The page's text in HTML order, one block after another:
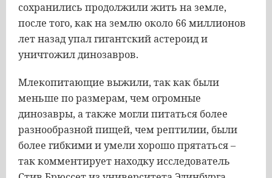
сохранились продолжили жить на земле,
после того, как на землю около 66 миллионов
лет назад упал гигантский астероид и
уничтожил динозавров.
Млекопитающие выжили, так как были
меньше по размерам, чем огромные
динозавры, а также могли питаться более
разнообразной пищей, чем рептилии, были
более гибкими и умели хорошо прятаться –
так комментирует находку исследователь